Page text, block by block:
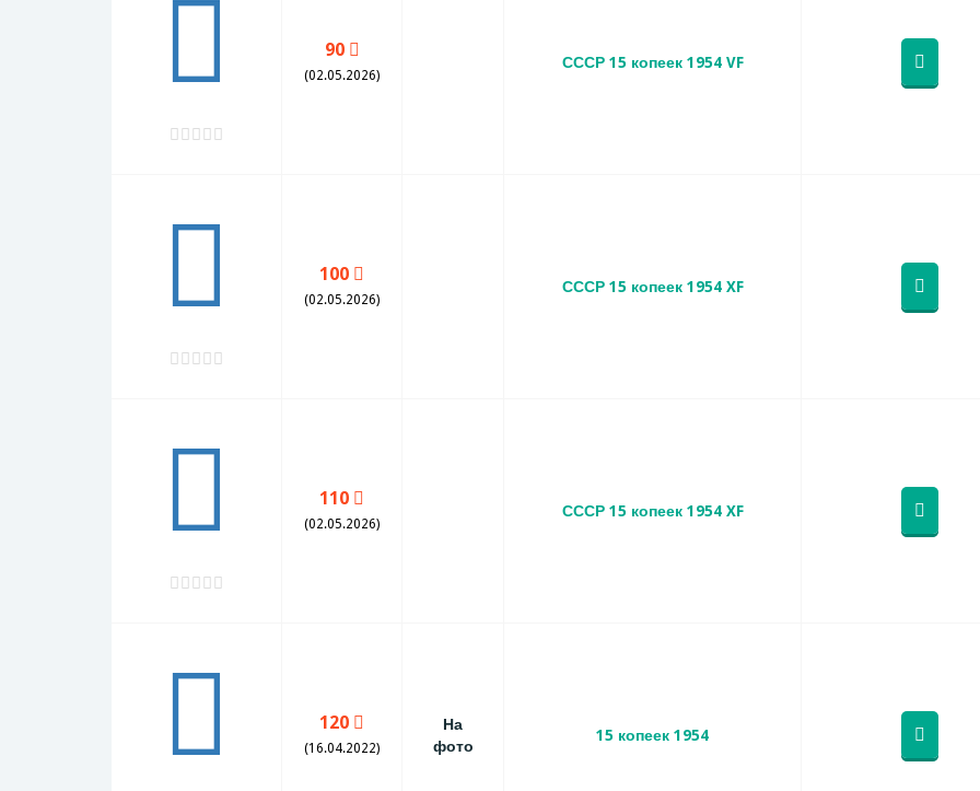
90
(02.05.2026)
СССР 15 копеек 1954 VF
100
(02.05.2026)
СССР 15 копеек 1954 XF
110
(02.05.2026)
СССР 15 копеек 1954 XF
120
(16.04.2022)
На
фото
15 копеек 1954